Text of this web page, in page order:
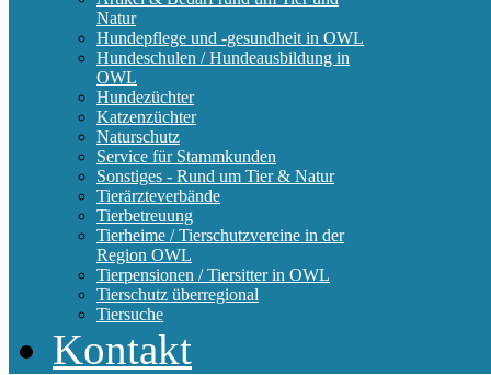
Natur
Hundepflege und -gesundheit in OWL
Hundeschulen / Hundeausbildung in
OWL
Hundezüchter
Katzenzüchter
Naturschutz
Service für Stammkunden
Sonstiges - Rund um Tier & Natur
Tierärzteverbände
Tierbetreuung
Tierheime / Tierschutzvereine in der
Region OWL
Tierpensionen / Tiersitter in OWL
Tierschutz überregional
Tiersuche
Kontakt